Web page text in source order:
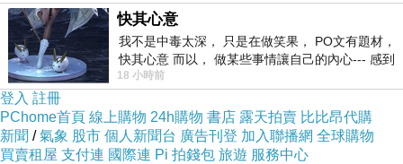
兩個月前母親告訴我，她有位嬸嬸《地
藏經》45分就能唸一遍，嬸婆的兒子(我要叫
舅舅)有精神疾病，嬸婆膝蓋有問題無法久
站，母親說要拿兩本《因果濟世集》給她
們，希望能幫上忙。母親告訴我，這位遠房
快其心意
我不是中毒太深， 只是在做笑果， PO文有題材，
快其心意 而以， 做某些事情讓自己的內心--- 感到
愉快。
18 小時前
登入 註冊
PChome首頁 線上購物 24h購物 書店 露天拍賣 比比昂代購
新聞 /氣象 股市 個人新聞台 廣告刊登 加入聯播網 全球購物
買賣租屋 支付連 國際連 Pi 拍錢包 旅遊 服務中心